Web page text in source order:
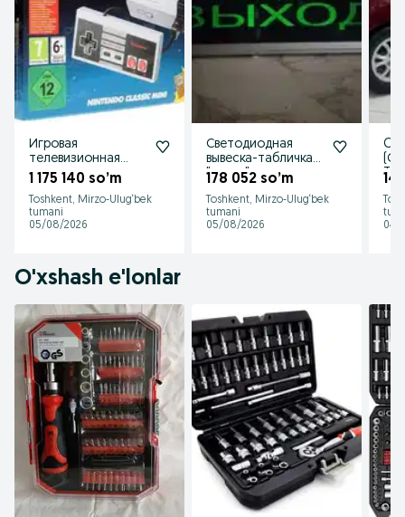
Игровая
телевизионная
приставка
1 175 140 so’m
Toshkent, Mirzo-Ulug‘bek
tumani
05/08/2026
Светодиодная
вывеска-табличка
"выход"
178 052 so’m
Toshkent, Mirzo-Ulug‘bek
tumani
05/08/2026
04/
O'xshash e'lonlar